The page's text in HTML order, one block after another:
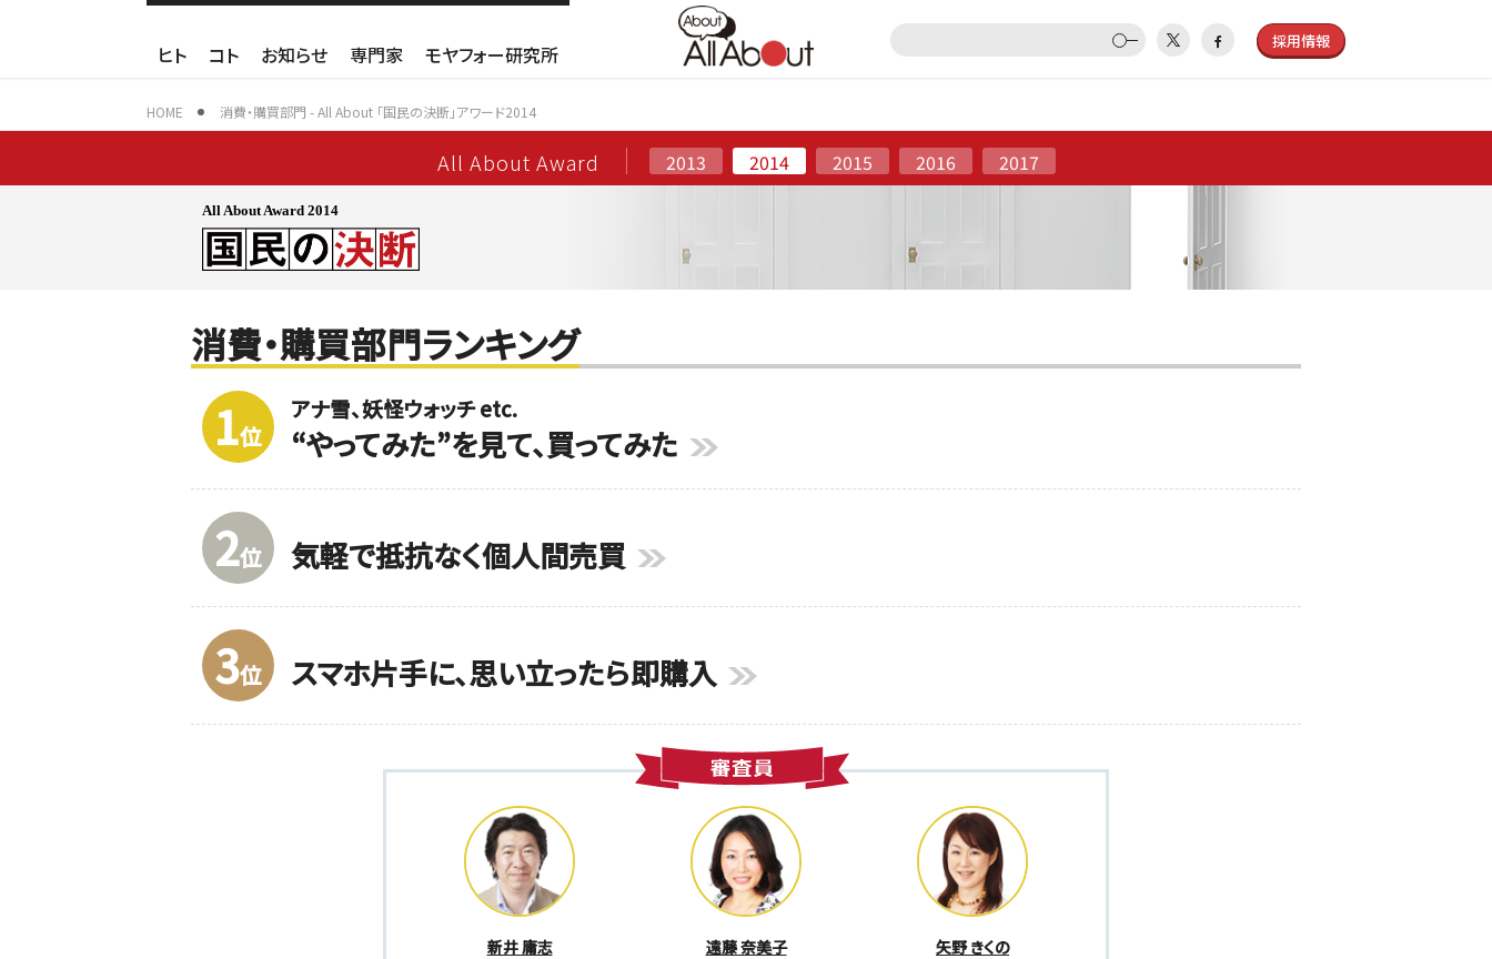
ヒト コト お知らせ 専門家 モヤフォー研究所
採用情報
HOME 消費・購買部門 - All About 「国民の決断」アワード2014
All About Award 2013 2014 2015 2016 2017
All About Award 2014
消費・購買部門ランキング
1位
アナ雪、妖怪ウォッチ etc.
“やってみた”を見て、買ってみた
2位 気軽で抵抗なく個人間売買
3位 スマホ片手に、思い立ったら即購入
新井 庸志 遠藤 奈美子 矢野 きくの